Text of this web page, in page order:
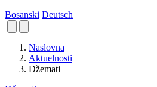
Bosanski Deutsch
Naslovna
Aktuelnosti
Džemati